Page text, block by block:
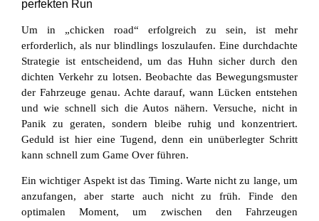
perfekten Run
Um in „chicken road“ erfolgreich zu sein, ist mehr
erforderlich, als nur blindlings loszulaufen. Eine durchdachte
Strategie ist entscheidend, um das Huhn sicher durch den
dichten Verkehr zu lotsen. Beobachte das Bewegungsmuster
der Fahrzeuge genau. Achte darauf, wann Lücken entstehen
und wie schnell sich die Autos nähern. Versuche, nicht in
Panik zu geraten, sondern bleibe ruhig und konzentriert.
Geduld ist hier eine Tugend, denn ein unüberlegter Schritt
kann schnell zum Game Over führen.
Ein wichtiger Aspekt ist das Timing. Warte nicht zu lange, um
anzufangen, aber starte auch nicht zu früh. Finde den
optimalen Moment, um zwischen den Fahrzeugen